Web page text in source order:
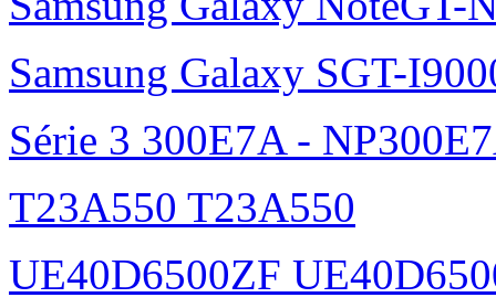
Samsung Galaxy SGT-
Série 3 300E7A -
T23A550 T23A550
UE40D6500ZF